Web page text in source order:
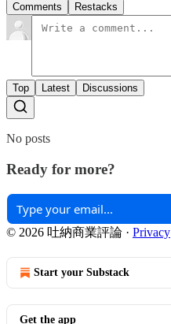
Comments Restacks
Top Latest Discussions
No posts
Ready for more?
© 2026 吐納商業評論 · Privacy
Start your Substack
Get the app